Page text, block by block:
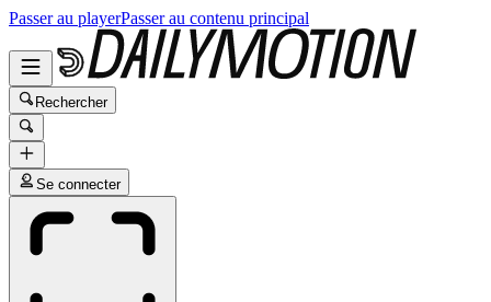
Passer au playerPasser au contenu principal
Rechercher
Se connecter